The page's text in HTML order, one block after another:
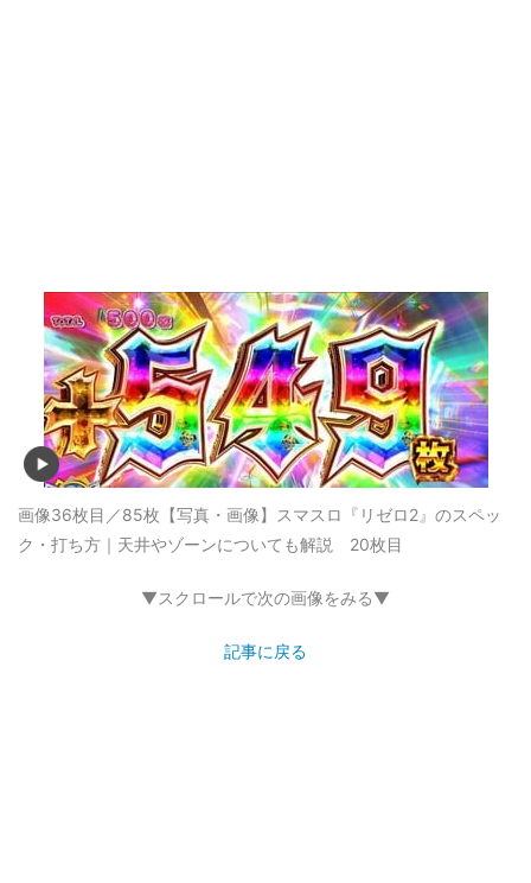
画像36枚目／85枚 【写真・画像】スマスロ『リゼロ2』のスペッ
ク・打ち方｜天井やゾーンについても解説 20枚目
▼スクロールで次の画像をみる▼
記事に戻る